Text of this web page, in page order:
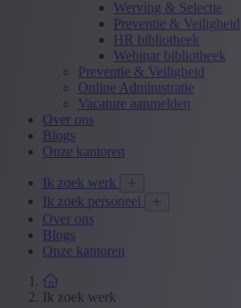
Werving & Selectie
Preventie & Veiligheid
HR bibliotheek
Webinar bibliotheek
Preventie & Veiligheid
Online Administratie
Vacature aanmelden
Over ons
Blogs
Onze kantoren
Ik zoek werk
Ik zoek personeel
Over ons
Blogs
Onze kantoren
Ik zoek werk